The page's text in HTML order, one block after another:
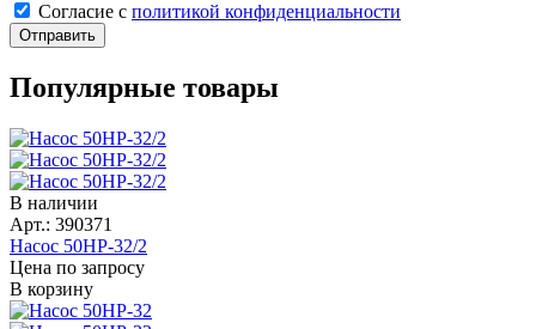
Cогласие с политикой конфиденциальности
Отправить
Популярные товары
В наличии
Арт.: 390371
Насос 50НР-32/2
Цена по запросу
В корзину